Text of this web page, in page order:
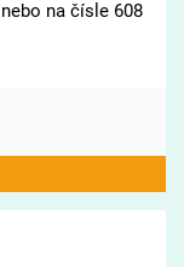
na čísle 608